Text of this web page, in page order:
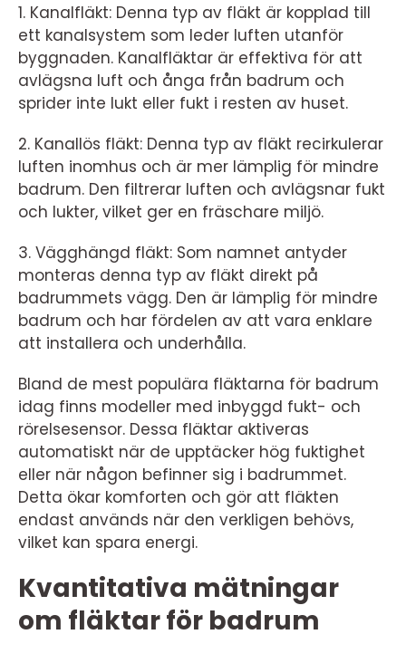
1. Kanalfläkt: Denna typ av fläkt är kopplad till
ett kanalsystem som leder luften utanför
byggnaden. Kanalfläktar är effektiva för att
avlägsna luft och ånga från badrum och
sprider inte lukt eller fukt i resten av huset.
2. Kanallös fläkt: Denna typ av fläkt recirkulerar
luften inomhus och är mer lämplig för mindre
badrum. Den filtrerar luften och avlägsnar fukt
och lukter, vilket ger en fräschare miljö.
3. Vägghängd fläkt: Som namnet antyder
monteras denna typ av fläkt direkt på
badrummets vägg. Den är lämplig för mindre
badrum och har fördelen av att vara enklare
att installera och underhålla.
Bland de mest populära fläktarna för badrum
idag finns modeller med inbyggd fukt- och
rörelsesensor. Dessa fläktar aktiveras
automatiskt när de upptäcker hög fuktighet
eller när någon befinner sig i badrummet.
Detta ökar komforten och gör att fläkten
endast används när den verkligen behövs,
vilket kan spara energi.
Kvantitativa mätningar
om fläktar för badrum